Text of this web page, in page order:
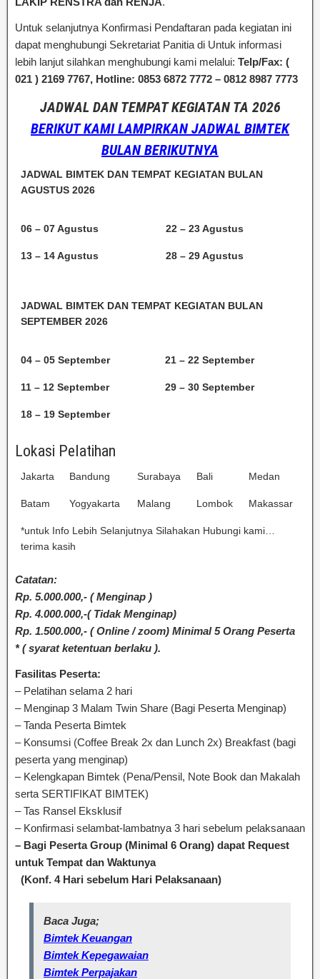
Untuk selanjutnya Konfirmasi Pendaftaran pada kegiatan ini
dapat menghubungi Sekretariat Panitia di Untuk informasi
lebih lanjut silahkan menghubungi kami melalui: Telp/Fax: (
021 ) 2169 7767, Hotline: 0853 6872 7772 – 0812 8987 7773
JADWAL DAN TEMPAT KEGIATAN TA 2026
BERIKUT KAMI LAMPIRKAN JADWAL BIMTEK
BULAN BERIKUTNYA
JADWAL BIMTEK DAN TEMPAT KEGIATAN BULAN
AGUSTUS 2026
06 – 07 Agustus 22 – 23 Agustus
13 – 14 Agustus 28 – 29 Agustus
JADWAL BIMTEK DAN TEMPAT KEGIATAN BULAN
SEPTEMBER 2026
04 – 05 September 21 – 22 September
11 – 12 September 29 – 30 September
18 – 19 September
Lokasi Pelatihan
Jakarta Bandung Surabaya Bali Medan
Batam Yogyakarta Malang Lombok Makassar
*untuk Info Lebih Selanjutnya Silahakan Hubungi kami…
terima kasih
Catatan:
Rp. 5.000.000,- ( Menginap )
Rp. 4.000.000,-( Tidak Menginap)
Rp. 1.500.000,- ( Online / zoom) Minimal 5 Orang Peserta
* ( syarat ketentuan berlaku ).
Fasilitas Peserta:
– Pelatihan selama 2 hari
– Menginap 3 Malam Twin Share (Bagi Peserta Menginap)
– Tanda Peserta Bimtek
– Konsumsi (Coffee Break 2x dan Lunch 2x) Breakfast (bagi
peserta yang menginap)
– Kelengkapan Bimtek (Pena/Pensil, Note Book dan Makalah
serta SERTIFIKAT BIMTEK)
– Tas Ransel Eksklusif
– Konfirmasi selambat-lambatnya 3 hari sebelum pelaksanaan
– Bagi Peserta Group (Minimal 6 Orang) dapat Request
untuk Tempat dan Waktunya
(Konf. 4 Hari sebelum Hari Pelaksanaan)
Baca Juga;
Bimtek Keuangan
Bimtek Kepegawaian
Bimtek Perpajakan